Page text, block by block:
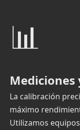
📊
Mediciones
La calibración
máximo
Utilizamos